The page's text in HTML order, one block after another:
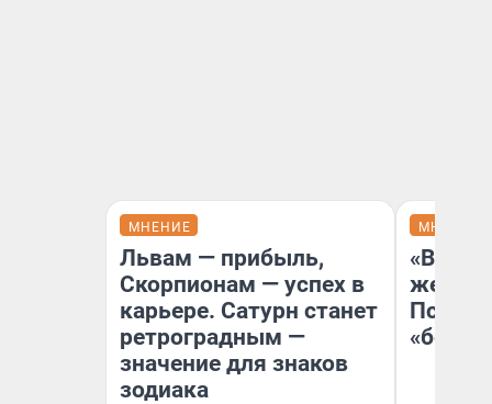
МНЕНИЕ
Львам — прибыль,
Скорпионам — успех в
карьере. Сатурн станет
ретроградным —
значение для знаков
зодиака
МНЕНИЕ